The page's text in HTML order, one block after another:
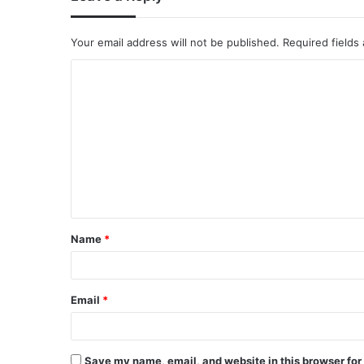
Your email address will not be published. Required
Name *
Email *
Save my name, email, and website in this browser